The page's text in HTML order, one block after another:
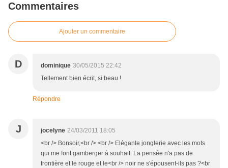
Commentaires
Ajouter un commentaire
D dominique 30/05/2015 22:42
Tellement bien écrit, si beau !
Répondre
J jocelyne 24/03/2011 18:05
<br /> Bonsoir,<br /> <br /> Elégante jonglerie avec les mots
qui me font gamberger à souhait. La pensée n'a pas de
frontière et le rouge et le<br /> noir ne s'épousent-ils pas ?<br